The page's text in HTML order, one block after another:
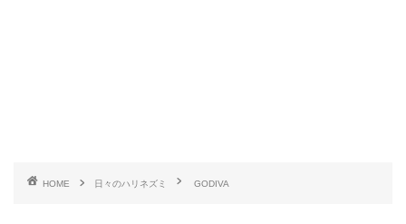
HOME 日々のハリネズミ GODIVA